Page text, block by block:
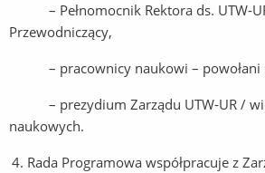
– Pełnomocnik Rektora ds. UTW-
Przewodniczący,
– pracownicy naukowi – powołani
– prezydium Zarządu UTW-UR /
naukowych.
Rada Programowa współpracuje z